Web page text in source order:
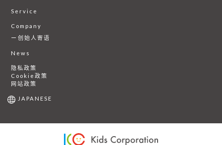
Service
Company
创始人寄语
News
隐私政策
Cookie政策
网站政策
JAPANESE